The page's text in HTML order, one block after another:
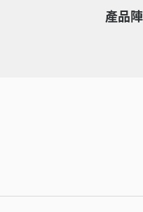
產品